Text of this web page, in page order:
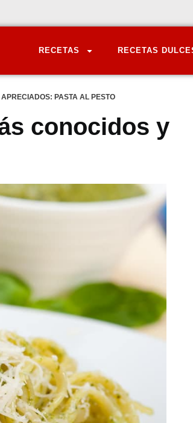
RECETAS RECETAS
PASTA AL PESTO
conocidos y